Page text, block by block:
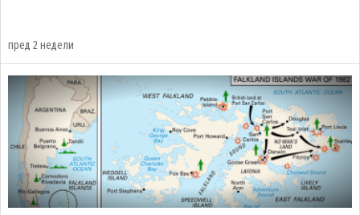
пред 2 недели